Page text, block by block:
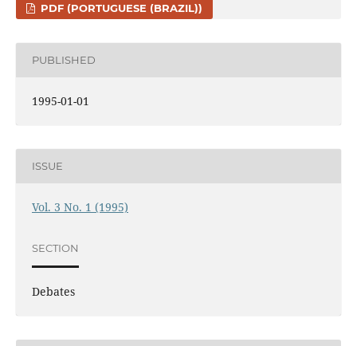
PDF (PORTUGUESE (BRAZIL))
PUBLISHED
1995-01-01
ISSUE
Vol. 3 No. 1 (1995)
SECTION
Debates